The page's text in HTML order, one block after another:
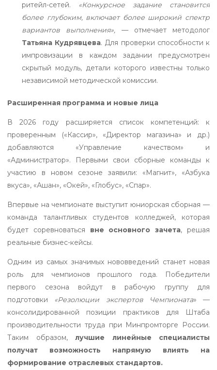
ритейл-сетей. «Конкурсное задание становится
более глубоким, включает более широкий спектр
вариантов выполнения», — отмечает методолог
Татьяна Кудрявцева. Для проверки способности к
импровизации в каждом задании предусмотрен
скрытый модуль, детали которого известны только
независимой методической комиссии.
Расширенная программа и новые лица
В 2026 году расширяется список компетенций: к
проверенным («Кассир», «Директор магазина» и др.)
добавляются «Управление качеством» и
«Администратор». Первыми свои сборные команды к
участию в новом сезоне заявили: «Магнит», «Азбука
вкуса», «Ашан», «Окей», «Глобус», «Спар».
Впервые на чемпионате выступит юниорская сборная —
команда талантливых студентов колледжей, которая
будет соревноваться вне основного зачета, решая
реальные бизнес-кейсы.
Одним из самых значимых нововведений станет новая
роль для чемпионов прошлого года. Победители
первого сезона войдут в рабочую группу для
подготовки «Резолюции экспертов Чемпионата» —
консолидированной позиции практиков для Штаба
производительности труда при Минпромторге России.
Таким образом, лучшие линейные специалисты
получат возможность напрямую влиять на
формирование отраслевых стандартов.